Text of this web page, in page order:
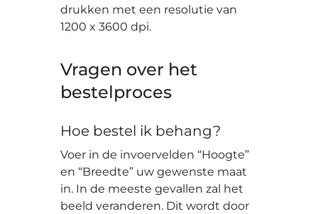
drukken met een resolutie van
1200 x 3600 dpi.
Vragen over het
bestelproces
Hoe bestel ik behang?
Voer in de invoervelden “Hoogte”
en “Breedte” uw gewenste maat
in. In de meeste gevallen zal het
beeld veranderen. Dit wordt door